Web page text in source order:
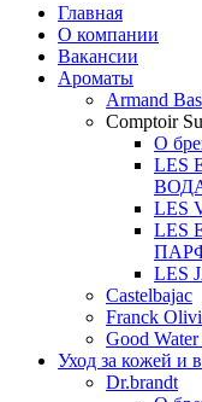
Главная
О компании
Вакансии
Ароматы
Armand
Comptoir
О
LES
LES
LES
LES
Castelbajac
Franck
Good
Уход за кожей и
Dr.brandt